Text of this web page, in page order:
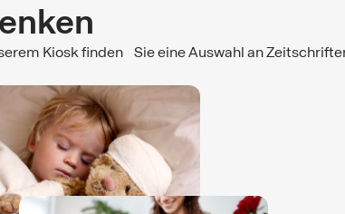
Kiosk finden Sie eine Auswahl an